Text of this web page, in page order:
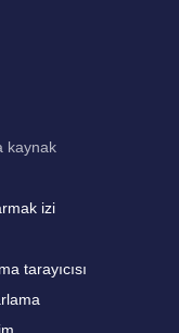
kaynak
izi
tarayıcısı